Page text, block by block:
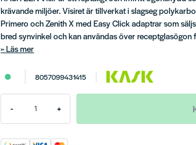
krävande miljöer. Visiret är tillverkat i slagseg
Primero och Zenith X med Easy Click adaptrar som
bred synvinkel och kan användas över
Läs mer
8057099431415
- +